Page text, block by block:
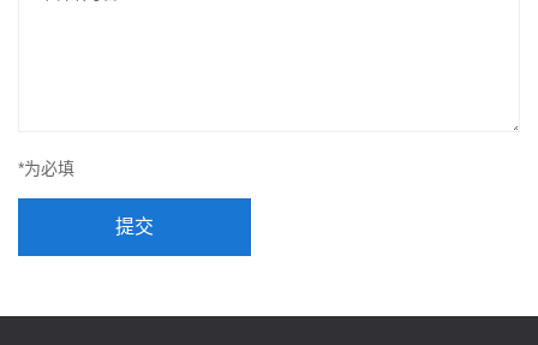
*为必填
提交